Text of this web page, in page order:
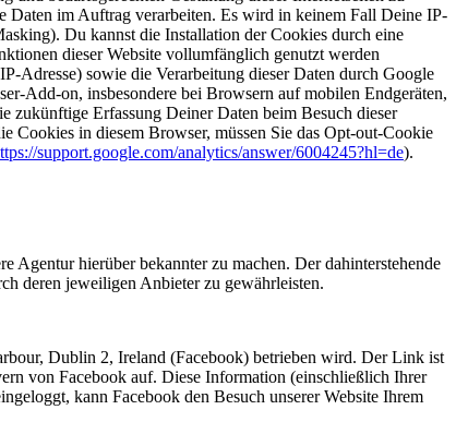
Daten im Auftrag verarbeiten. Es wird in keinem Fall Deine IP-
Du kannst die Installation der Cookies durch eine
dieser Website vollumfänglich genutzt werden
Adresse) sowie die Verarbeitung dieser Daten durch Google
Add-on, insbesondere bei Browsern auf mobilen Endgeräten,
Erfassung Deiner Daten beim Besuch dieser
Cookies in diesem Browser, müssen Sie das Opt-out-Cookie
support.google.com/analytics/answer/6004245?hl=de).
Agentur hierüber bekannter zu machen. Der dahinterstehende
deren jeweiligen Anbieter zu gewährleisten.
Dublin 2, Ireland (Facebook) betrieben wird. Der Link ist
von Facebook auf. Diese Information (einschließlich Ihrer
kann Facebook den Besuch unserer Website Ihrem